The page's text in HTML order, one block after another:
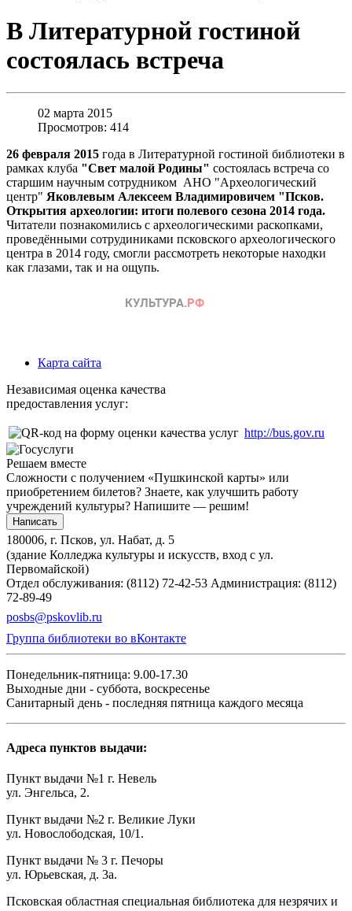
В Литературной гостиной
состоялась встреча
02 марта 2015
Просмотров: 414
26 февраля 2015 года в Литературной гостиной библиотеки в
рамках клуба "Свет малой Родины" состоялась встреча со
старшим научным сотрудником АНО "Археологический
центр" Яковлевым Алексеем Владимировичем "Псков.
Открытия археологии: итоги полевого сезона 2014 года.
Читатели познакомились с археологическими раскопками,
проведёнными сотрудиниками псковского археологического
центра в 2014 году, смогли рассмотреть некоторые находки
как глазами, так и на ощупь.
Карта сайта
Независимая оценка качества
предоставления услуг:
http://bus.gov.ru
Решаем вместе
Сложности с получением «Пушкинской карты» или
приобретением билетов? Знаете, как улучшить работу
учреждений культуры? Напишите — решим!
Написать
180006, г. Псков, ул. Набат, д. 5
(здание Колледжа культуры и искусств, вход с ул.
Первомайской)
Отдел обслуживания: (8112) 72-42-53 Администрация: (8112)
72-89-49
posbs@pskovlib.ru
Группа библиотеки во вКонтакте
Понедельник-пятница: 9.00-17.30
Выходные дни - суббота, воскресенье
Санитарный день - последняя пятница каждого месяца
Адреса пунктов выдачи:
Пункт выдачи №1 г. Невель
ул. Энгельса, 2.
Пункт выдачи №2 г. Великие Луки
ул. Новослободская, 10/1.
Пункт выдачи № 3 г. Печоры
ул. Юрьевская, д. 3а.
Псковская областная специальная библиотека для незрячих и